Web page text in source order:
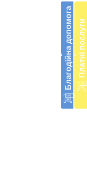
‹ Благодійна допомога ‹ Платні послуги